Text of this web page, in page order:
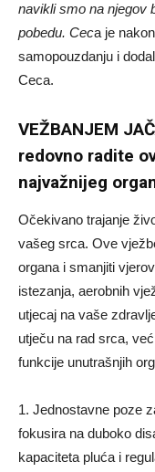
navikli smo na njegov
pobedu. Ceca je
samopouzdanju i
Ceca.
VEŽBANJEM
redovno radite
najvažnijeg
Očekivano trajanje
vašeg srca. Ove
organa i smanjiti
istezanja, aerobnih
utjecaj na vaše
utječu na rad srca,
funkcije unutrašnjih
1. Jednostavne poze
fokusira na duboko
kapaciteta pluća i